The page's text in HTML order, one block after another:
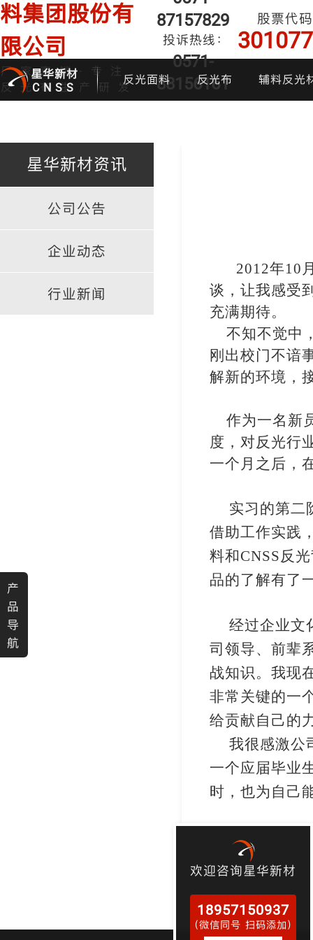
料集团股份有
限公司
厂家直销·专注
反光布生产研发
87157829
投诉热线：
0571-
88156161
股票代码
301077
星华新材
CNSS
反光面料 反光布 辅料反光
星华新材资讯
公司公告
企业动态
行业新闻
2012年10
谈，让我感受
充满期待。
不知不觉中
刚出校门不谙
解新的环境，
作为一名新
度，对反光行
一个月之后，
实习的第二
借助工作实践
料和CNSS反
品的了解有了
经过企业文
司领导、前辈
战知识。我现
非常关键的一
给贡献自己的
我很感激公
一个应届毕业
时，也为自己
产
品
导
航
欢迎咨询星华新材
18957150937
（微信同号 扫码添加）